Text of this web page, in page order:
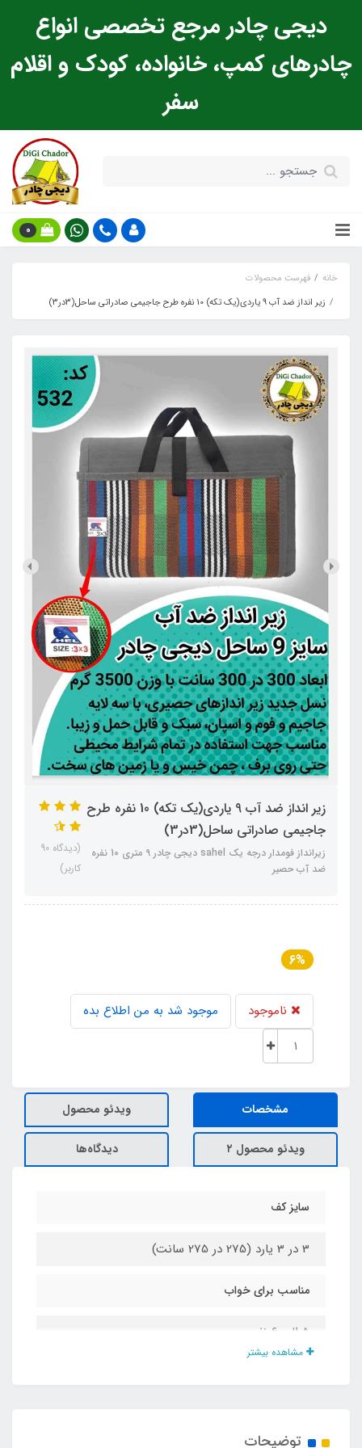
دیجی چادر مرجع تخصصی انواع
چادرهای کمپ، خانواده، کودک و اقلام
سفر
0
خانه
فهرست محصولات
زیر انداز ضد آب 9 یاردی(یک تکه) 10 نفره طرح جاجیمی صادراتی ساحل(3در3)
زیر انداز ضد آب 9 یاردی(یک تکه) 10 نفره طرح
جاجیمی صادراتی ساحل(3در3)
زیرانداز فومدار درجه یک sahel دیجی چادر 9 متری 10 نفره
ضد آب حصیر
(دیدگاه 90
کاربر)
6%
ناموجود موجود شد به من اطلاع بده
مشخصات ویدئو محصول
ویدئو محصول ۲ دیدگاه‌ها
سایز کف
3 در 3 یارد (275 در 275 سانت)
مناسب برای خواب
5 الی 6 نفر
مشاهده بیشتر
توضیحات